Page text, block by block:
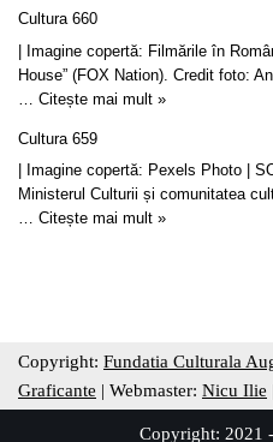
Cultura 660
| Imagine copertă: Filmările în
House” (FOX Nation). Credit foto:
Citește mai mult »
Cultura 659
| Imagine copertă: Pexels Photo |
Ministerul Culturii și comunitatea
… Citește mai mult »
Copyright: Fundatia Culturala
Graficante | Webmaster: Nicu Ilie
Copyright: 2021